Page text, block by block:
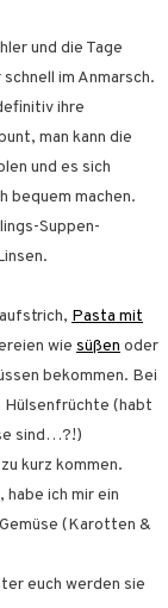
und die Tage
im Anmarsch.
ihre
man kann die
und es sich
bequem machen.
Suppen-
Pasta mit
wie süßen oder
bekommen. Bei
Hülsenfrüchte (habt
sind…?!)
kurz kommen.
ich mir ein
(Karotten &
euch werden sie